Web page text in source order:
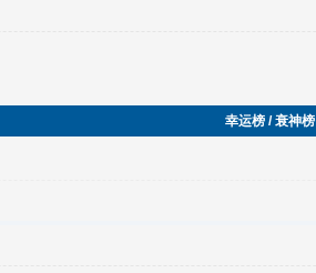
幸运榜 / 衰神榜